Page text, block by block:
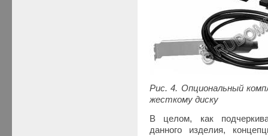
Рис. 4. Опциональный
жесткому диску
В целом, как
данного изделия,